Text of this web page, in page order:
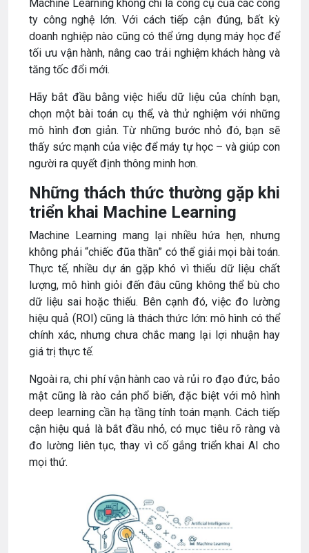
Machine Learning không chỉ là công cụ của các công
ty công nghệ lớn. Với cách tiếp cận đúng, bất kỳ
doanh nghiệp nào cũng có thể ứng dụng máy học để
tối ưu vận hành, nâng cao trải nghiệm khách hàng và
tăng tốc đổi mới.
Hãy bắt đầu bằng việc hiểu dữ liệu của chính bạn,
chọn một bài toán cụ thể, và thử nghiệm với những
mô hình đơn giản. Từ những bước nhỏ đó, bạn sẽ
thấy sức mạnh của việc để máy tự học – và giúp con
người ra quyết định thông minh hơn.
Những thách thức thường gặp khi
triển khai Machine Learning
Machine Learning mang lại nhiều hứa hẹn, nhưng
không phải “chiếc đũa thần” có thể giải mọi bài toán.
Thực tế, nhiều dự án gặp khó vì thiếu dữ liệu chất
lượng, mô hình giỏi đến đâu cũng không thể bù cho
dữ liệu sai hoặc thiếu. Bên cạnh đó, việc đo lường
hiệu quả (ROI) cũng là thách thức lớn: mô hình có thể
chính xác, nhưng chưa chắc mang lại lợi nhuận hay
giá trị thực tế.
Ngoài ra, chi phí vận hành cao và rủi ro đạo đức, bảo
mật cũng là rào cản phổ biến, đặc biệt với mô hình
deep learning cần hạ tầng tính toán mạnh. Cách tiếp
cận hiệu quả là bắt đầu nhỏ, có mục tiêu rõ ràng và
đo lường liên tục, thay vì cố gắng triển khai AI cho
mọi thứ.